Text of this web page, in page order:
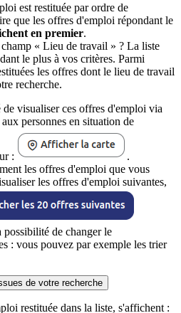
est restituée par ordre de
que les offres d'emploi répondant le
en premier.
« Lieu de travail » ? La liste
le plus à vos critères. Parmi
les offres dont le lieu de travail
recherche.
visualiser ces offres d'emploi via
personnes en situation de
:
.
les offres d'emploi que vous
les offres d'emploi suivantes,
possibilité de changer le
: vous pouvez par exemple les trier
de votre recherche
restituée dans la liste, s'affichent :